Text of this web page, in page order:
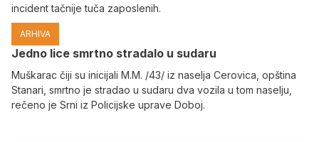
incident tačnije tuča zaposlenih.
ARHIVA
Јedno lice smrtno stradalo u sudaru
Muškarac čiji su inicijali M.M. /43/ iz naselja Cerovica, opština
Stanari, smrtno je stradao u sudaru dva vozila u tom naselju,
rečeno je Srni iz Policijske uprave Doboj.